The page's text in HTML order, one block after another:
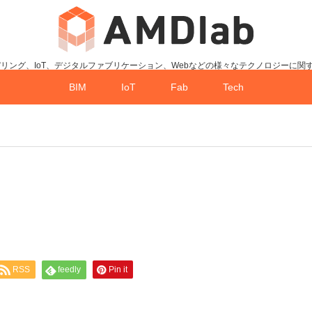
ング、IoT、デジタルファブリケーション、Webなどの様々なテクノロジーに関
BIM IoT Fab Tech
RSS feedly Pin it